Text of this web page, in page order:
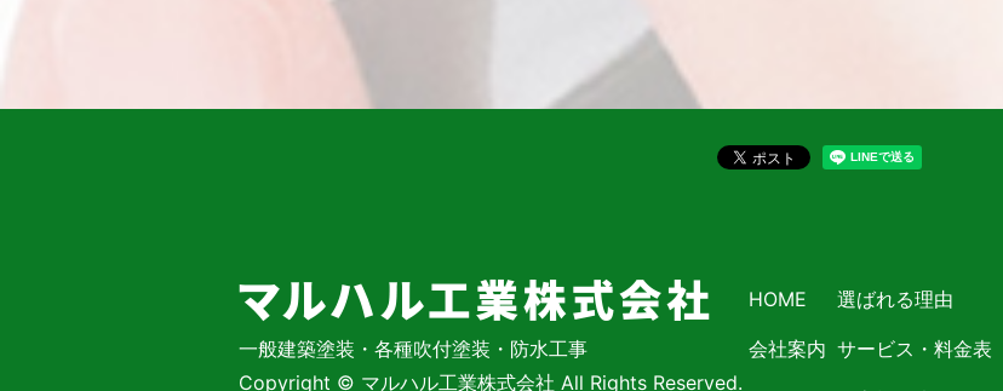
HOME
会社案内
選ばれる理由
サービス・料金表
一般建築塗装・各種吹付塗装・防水工事
Copyright © マルハル工業株式会社 All Rights Reserved.